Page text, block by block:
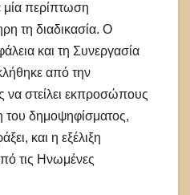
μία περίπτωση
τη διαδικασία. Ο
και τη Συνεργασία
από την
να στείλει εκπροσώπους
του δημοψηφίσματος,
και η εξέλιξη
τις Ηνωμένες